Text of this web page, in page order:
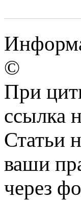
©
При
ссылка
Статьи
ваши
через